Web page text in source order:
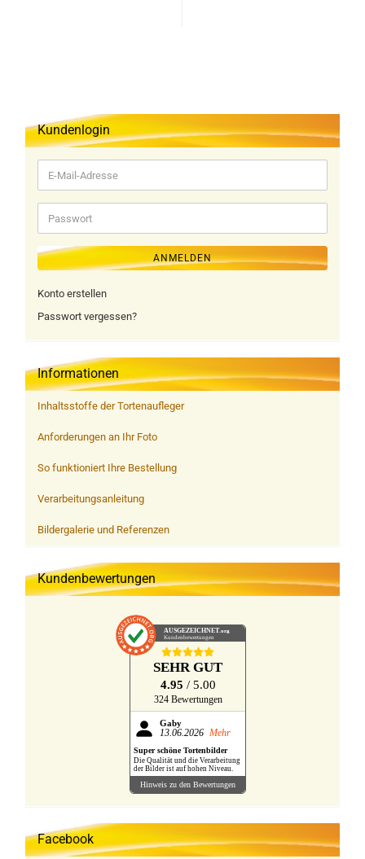
Kundenlogin
E-
Mail-
Adresse
Passwort
ANMELDEN
Konto erstellen
Passwort vergessen?
Informationen
Inhaltsstoffe der Tortenaufleger
Anforderungen an Ihr Foto
So funktioniert Ihre Bestellung
Verarbeitungsanleitung
Bildergalerie und Referenzen
Kundenbewertungen
AUSGEZEICHNET.org
Kundenbewertungen
SEHR GUT
4.95 / 5.00
324 Bewertungen
Gaby
13.06.2026 Mehr
Super schöne Tortenbilder
Die Qualität und die Verarbeitung
der Bilder ist auf hohen Niveau.
Hinweis zu den Bewertungen
Facebook